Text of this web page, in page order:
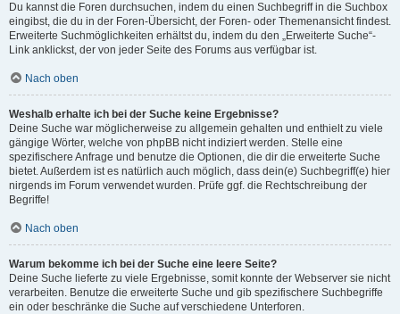
Du kannst die Foren durchsuchen, indem du einen Suchbegriff in die Suchbox
eingibst, die du in der Foren-Übersicht, der Foren- oder Themenansicht findest.
Erweiterte Suchmöglichkeiten erhältst du, indem du den „Erweiterte Suche“-
Link anklickst, der von jeder Seite des Forums aus verfügbar ist.
Nach oben
Weshalb erhalte ich bei der Suche keine Ergebnisse?
Deine Suche war möglicherweise zu allgemein gehalten und enthielt zu viele
gängige Wörter, welche von phpBB nicht indiziert werden. Stelle eine
spezifischere Anfrage und benutze die Optionen, die dir die erweiterte Suche
bietet. Außerdem ist es natürlich auch möglich, dass dein(e) Suchbegriff(e) hier
nirgends im Forum verwendet wurden. Prüfe ggf. die Rechtschreibung der
Begriffe!
Nach oben
Warum bekomme ich bei der Suche eine leere Seite?
Deine Suche lieferte zu viele Ergebnisse, somit konnte der Webserver sie nicht
verarbeiten. Benutze die erweiterte Suche und gib spezifischere Suchbegriffe
ein oder beschränke die Suche auf verschiedene Unterforen.